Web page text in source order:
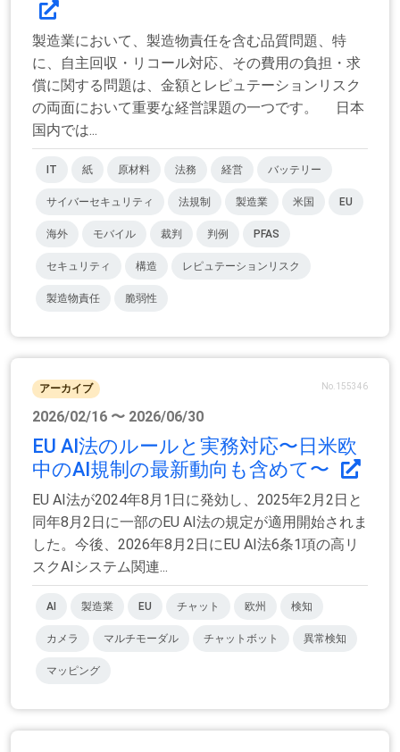
製造業において、製造物責任を含む品質問題、特
に、自主回収・リコール対応、その費用の負担・求
償に関する問題は、金額とレピュテーションリスク
の両面において重要な経営課題の一つです。 日本
国内では...
IT 紙 原材料 法務 経営 バッテリー
サイバーセキュリティ 法規制 製造業 米国 EU
海外 モバイル 裁判 判例 PFAS
セキュリティ 構造 レピュテーションリスク
製造物責任 脆弱性
アーカイブ No.155346
2026/02/16 〜 2026/06/30
EU AI法のルールと実務対応〜日米欧
中のAI規制の最新動向も含めて〜
EU AI法が2024年8月1日に発効し、2025年2月2日と
同年8月2日に一部のEU AI法の規定が適用開始されま
した。今後、2026年8月2日にEU AI法6条1項の高リ
スクAIシステム関連...
AI 製造業 EU チャット 欧州 検知
カメラ マルチモーダル チャットボット 異常検知
マッピング